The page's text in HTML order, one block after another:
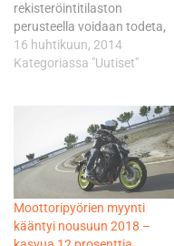
rekisteröintitilaston
perusteella voidaan todeta,
että pitkään jatkunut uusien
ajoneuvojen rekisteröinnin
rekisteröidään tänä vuonna
selkeästi enemmän kuin
vuonna 2013.
Moottoripyörien rekisteröinti
on kasvanut ensimmäisten
kolmen kuukauden aikana
55,3%. Maaliskuun loppuun
16 huhtikuun, 2014
Kategoriassa "Uutiset"
Moottoripyörien myynti
kääntyi nousuun 2018 –